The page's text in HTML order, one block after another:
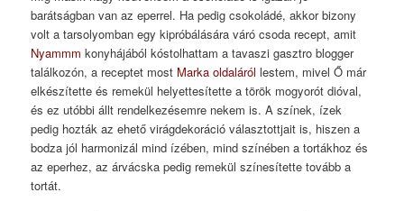
barátságban van az eperrel. Ha pedig csokoládé, akkor bizony
volt a tarsolyomban egy kipróbálására váró csoda recept, amit
Nyammm konyhájából kóstolhattam a tavaszi gasztro blogger
találkozón, a receptet most Marka oldaláról lestem, mivel Ő már
elkészítette és remekül helyettesítette a török mogyorót dióval,
és ez utóbbi állt rendelkezésemre nekem is. A színek, ízek
pedig hozták az ehető virágdekoráció választottjait is, hiszen a
bodza jól harmonizál mind ízében, mind színében a tortákhoz és
az eperhez, az árvácska pedig remekül színesítette tovább a
tortát.